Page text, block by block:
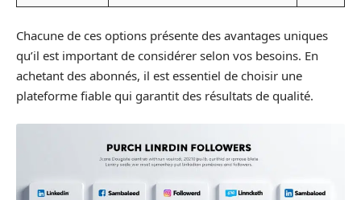
Chacune de ces options présente des avantages uniques
qu’il est important de considérer selon vos besoins. En
achetant des abonnés, il est essentiel de choisir une
plateforme fiable qui garantit des résultats de qualité.